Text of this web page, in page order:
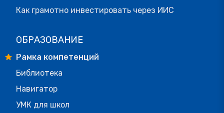
Как грамотно инвестировать через ИИС
ОБРАЗОВАНИЕ
Рамка компетенций
Библиотека
Навигатор
УМК для школ